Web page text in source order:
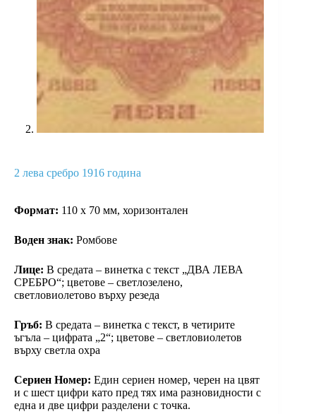
2 лева сребро 1916 година
Формат: 110 х 70 мм, хоризонтален
Вoден знак: Ромбове
Лице: В средата – винетка с текст „ДВА ЛЕВА
СРЕБРО“; цветове – светлозелено,
светловиолетово върху резеда
Гръб: В средата – винетка с текст, в четирите
ъгъла – цифрата „2“; цветове – светловиолетов
върху светла охра
Сериен Номер: Един сериен номер, черен на цвят
и с шест цифри като пред тях има разновидности с
една и две цифри разделени с точка.